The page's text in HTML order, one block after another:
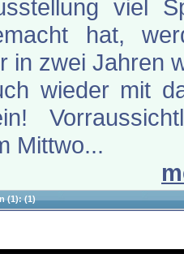
viel
hat,
in zwei Jahren
wieder mit
Mittwo...
(1):(1)